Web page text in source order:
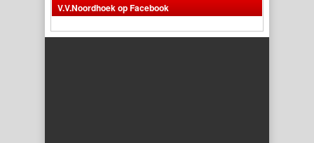
V.V.Noordhoek op Facebook